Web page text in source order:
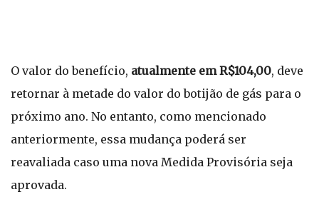
O valor do benefício, atualmente em R$104,00, deve
retornar à metade do valor do botijão de gás para o
próximo ano. No entanto, como mencionado
anteriormente, essa mudança poderá ser
reavaliada caso uma nova Medida Provisória seja
aprovada.